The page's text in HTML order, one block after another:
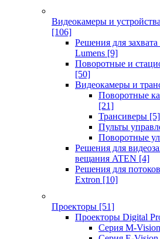
Видеокамеры и
[106]
Решения для
Lumens [9]
Поворотные и
[50]
Видеокамеры и
Поворотные
[21]
Трансиверы [5]
Пульты
Поворотные
Решения для
вещания ATEN [4]
Решения для
Extron [10]
Проекторы [51]
Проекторы Digital
Серия M-Vision